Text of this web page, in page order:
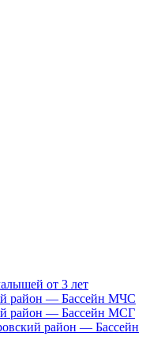
от 3 лет
район — Бассейн МЧС
район — Бассейн МСГ
район — Бассейн